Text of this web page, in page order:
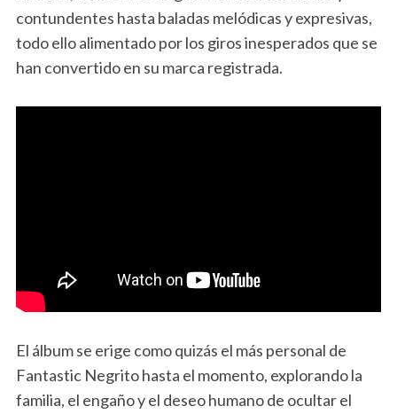
contundentes hasta baladas melódicas y expresivas,
todo ello alimentado por los giros inesperados que se
han convertido en su marca registrada.
El álbum se erige como quizás el más personal de
Fantastic Negrito hasta el momento, explorando la
familia, el engaño y el deseo humano de ocultar el